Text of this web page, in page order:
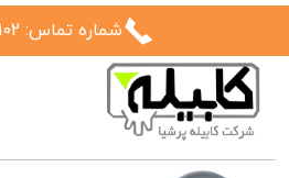
شماره تماس: 09103173102